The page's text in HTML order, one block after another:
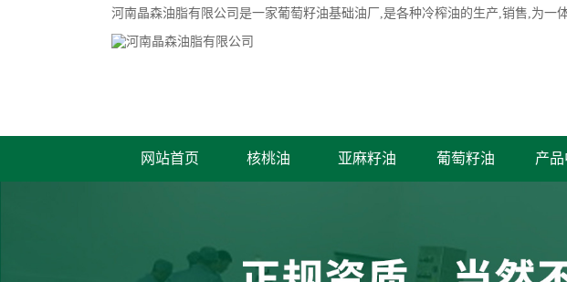
河南晶森油脂有限公司是一家葡萄籽油基础油厂 ,是各种冷榨油的生产,销售,为一
网站首页 核桃油 亚麻籽油 葡萄籽油 产